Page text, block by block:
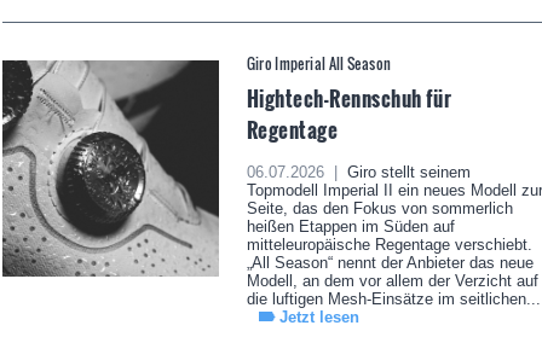
Giro Imperial All Season
Hightech-Rennschuh für
Regentage
06.07.2026 |
Giro stellt seinem
Topmodell Imperial II ein neues Modell zur
Seite, das den Fokus von sommerlich
heißen Etappen im Süden auf
mitteleuropäische Regentage verschiebt.
„All Season“ nennt der Anbieter das neue
Modell, an dem vor allem der Verzicht auf
die luftigen Mesh-Einsätze im seitlichen...
Jetzt lesen